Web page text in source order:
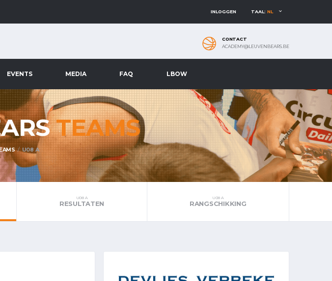
INLOGGEN TAAL: NL
CONTACT
ACADEMY@LEUVENBEARS.BE
EVENTS MEDIA FAQ LBOW
TEAMS
U08 A
U08 A
RESULTATEN
U08 A
RANGSCHIKKING